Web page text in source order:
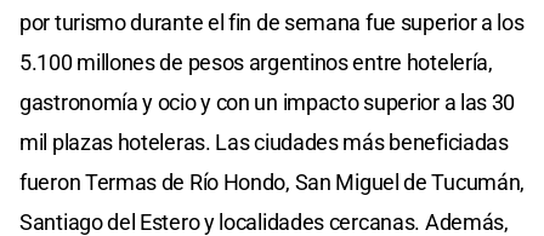
por turismo durante el fin de semana fue superior a los
5.100 millones de pesos argentinos entre hotelería,
gastronomía y ocio y con un impacto superior a las 30
mil plazas hoteleras. Las ciudades más beneficiadas
fueron Termas de Río Hondo, San Miguel de Tucumán,
Santiago del Estero y localidades cercanas. Además,